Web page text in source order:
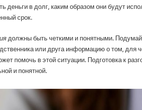
деньги в долг, каким образом они будут
срок.
должны быть четкими и понятными.
или друга информацию о том, для
помочь в этой ситуации. Подготовка к
и понятной.